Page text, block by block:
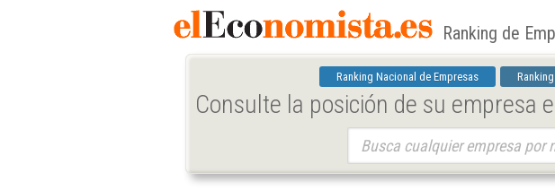
Ranking de
Ranking Nacional de Empresas
Consulte la posición de su empresa